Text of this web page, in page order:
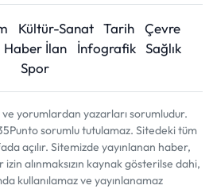
Kültür-Sanat Tarih
Çevre
Haber İlan İnfografik Sağlık
Spor
yorumlardan yazarları sorumludur.
sorumlu tutulamaz. Sitedeki tüm
açılır. Sitemizde yayınlanan haber,
alınmaksızın kaynak gösterilse dahi,
kullanılamaz ve yayınlanamaz